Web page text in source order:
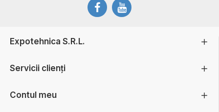
Expotehnica S.R.L.
Servicii clienți
Contul meu